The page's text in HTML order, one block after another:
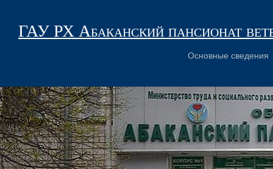
ГАУ РХ Абаканский пансионат
Основные сведения